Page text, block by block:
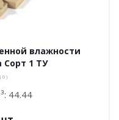
влажности
Сорт 1 ТУ
( 0 )
44.44